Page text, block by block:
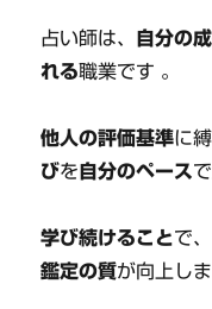
占い師は、 自分の
れる職業です 。
他人の評価基準に
びを自分のペース
学び続けることで、
鑑定の質が向上しま